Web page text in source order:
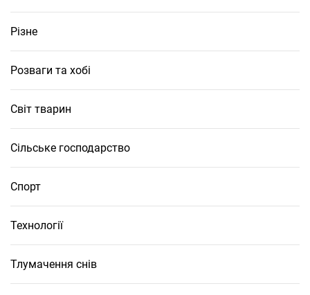
Різне
Розваги та хобі
Світ тварин
Сільське господарство
Спорт
Технології
Тлумачення снів